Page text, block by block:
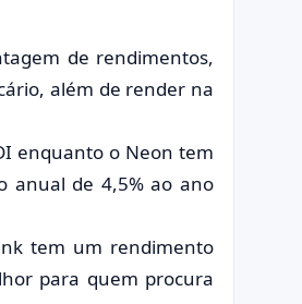
de rendimentos,
além de render na
enquanto o Neon tem
anual de 4,5% ao ano
tem um rendimento
para quem procura